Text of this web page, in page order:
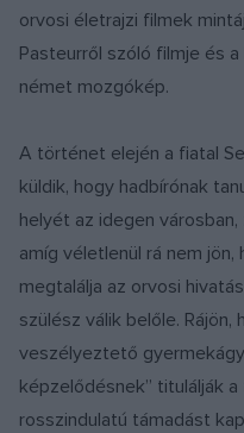
orvosi életrajzi filmek
Pasteurről szóló filmje és
német mozgókép.
A történet elején a fiatal
küldik, hogy hadbírónak
helyét az idegen
amíg véletlenül rá nem
megtalálja az orvosi
szülész válik belőle.
veszélyeztető
képzelődésnek” titulálják
rosszindulatú támadást